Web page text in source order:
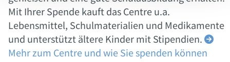
Mit Ihrer Spende kauft das Centre u.a.
Lebensmittel, Schulmaterialien und Medikamente
und unterstützt ältere Kinder mit Stipendien. 
Mehr zum Centreund wie Sie spenden können